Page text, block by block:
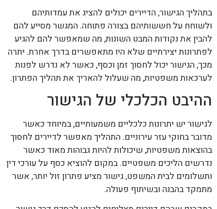
בתהליך הגישור, הדיירים יכולים להציג את עמדותיהם
ולשוחח על חששותיהם בצורה פתוחה. המגשר מסייע להם
להבין את נקודות המבט השונות, מה שמאפשר להם להגיע
לפתרונות יצירתיים שלא היו מתאפשרים בדרך אחרת. יתרה
מכך, הגישור יכול לחסוך זמן וכסף, כאשר לא נדרש לפנות
לערכאות משפטיות, מה שעלול להאריך את תהליך הפתרון.
ההיבט הכלכלי של הגישור
לגישור יש יתרונות כלכליים משמעותיים, במיוחד כאשר
מדובר בחוקי עזר עירוניים. התהליך מאפשר לדיירים לחסוך
בהוצאות משפטיות, שיכולות להיות גבוהות מאוד כאשר
נדרשים הליכים משפטיים. במקום להוציא כסף על עורכי דין
ותשלומים לבית המשפט, גישור מציע פתרון זול יותר, אשר
מתמקד בהבנה ובשיתוף פעולה.